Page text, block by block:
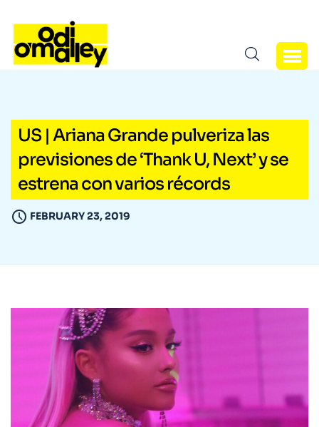
US | Ariana Grande pulveriza las
previsiones de ‘Thank U, Next’ y se
estrena con varios récords
FEBRUARY 23, 2019